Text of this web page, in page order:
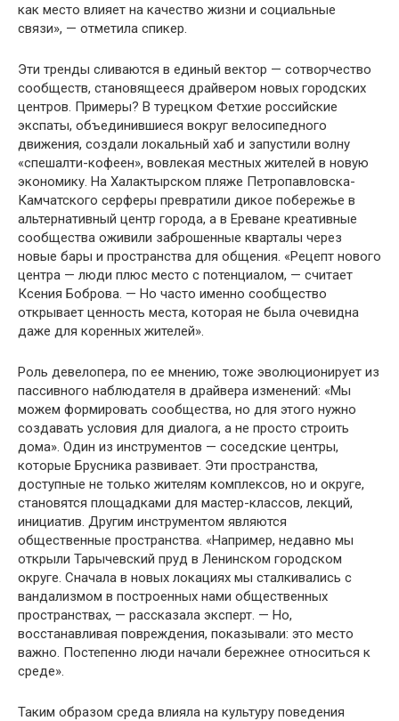
как место влияет на качество жизни и социальные
связи», — отметила спикер.
Эти тренды сливаются в единый вектор — сотворчество
сообществ, становящееся драйвером новых городских
центров. Примеры? В турецком Фетхие российские
экспаты, объединившиеся вокруг велосипедного
движения, создали локальный хаб и запустили волну
«спешалти-кофеен», вовлекая местных жителей в новую
экономику. На Халактырском пляже Петропавловска-
Камчатского серферы превратили дикое побережье в
альтернативный центр города, а в Ереване креативные
сообщества оживили заброшенные кварталы через
новые бары и пространства для общения. «Рецепт нового
центра — люди плюс место с потенциалом, — считает
Ксения Боброва. — Но часто именно сообщество
открывает ценность места, которая не была очевидна
даже для коренных жителей».
Роль девелопера, по ее мнению, тоже эволюционирует из
пассивного наблюдателя в драйвера изменений: «Мы
можем формировать сообщества, но для этого нужно
создавать условия для диалога, а не просто строить
дома». Один из инструментов — соседские центры,
которые Брусника развивает. Эти пространства,
доступные не только жителям комплексов, но и округе,
становятся площадками для мастер-классов, лекций,
инициатив. Другим инструментом являются
общественные пространства. «Например, недавно мы
открыли Тарычевский пруд в Ленинском городском
округе. Сначала в новых локациях мы сталкивались с
вандализмом в построенных нами общественных
пространствах, — рассказала эксперт. — Но,
восстанавливая повреждения, показывали: это место
важно. Постепенно люди начали бережнее относиться к
среде».
Таким образом среда влияла на культуру поведения